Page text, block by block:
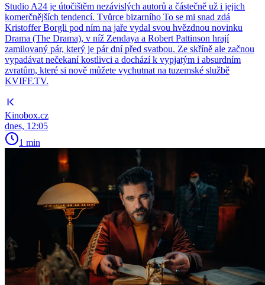
Studio A24 je útočištěm nezávislých autorů a částečně už i jejich
komerčnějších tendencí. Tvůrce bizarního To se mi snad zdá
Kristoffer Borgli pod ním na jaře vydal svou hvězdnou novinku
Drama (The Drama), v níž Zendaya a Robert Pattinson hrají
zamilovaný pár, který je pár dní před svatbou. Ze skříně ale začnou
vypadávat nečekaní kostlivci a dochází k vypjatým i absurdním
zvratům, které si nově můžete vychutnat na tuzemské službě
KVIFF.TV.
Kinobox.cz
dnes, 12:05
1 min